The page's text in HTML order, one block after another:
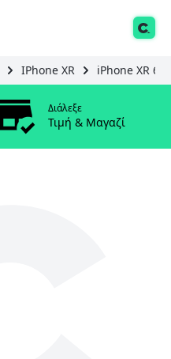
IPhone XR iPhone XR
Διάλεξε
Τιμή & Μαγαζί